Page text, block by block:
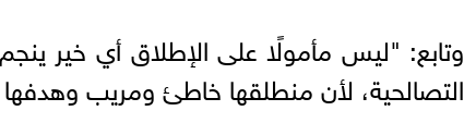
وتابع: "ليس مأمولًا على الإطلاق أي خير
التصالحية، لأن منطلقها خاطئ ومريب